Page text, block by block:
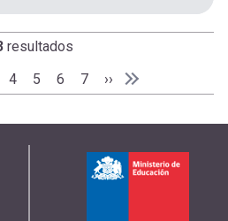
resultados
Page
4 Page
5 Page
6 Page
7 Siguiente página
›› Última página
Última »